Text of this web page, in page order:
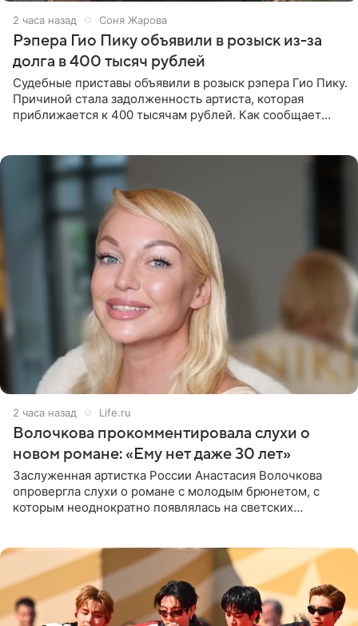
2 часа назад Соня Жарова
Рэпера Гио Пику объявили в розыск из-за
долга в 400 тысяч рублей
Судебные приставы объявили в розыск рэпера Гио Пику.
Причиной стала задолженность артиста, которая
приближается к 400 тысячам рублей. Как сообщает
2 часа назад Life.ru
Волочкова прокомментировала слухи о
новом романе: «Ему нет даже 30 лет»
Заслуженная артистка России Анастасия Волочкова
опровергла слухи о романе с молодым брюнетом, с
которым неоднократно появлялась на светских